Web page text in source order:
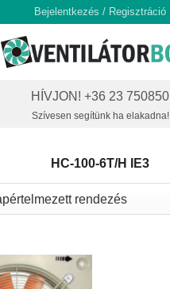
Bejelentkezés / Regisztráció
HÍVJON! +36 23 750850
Szívesen segítünk ha elakadna!
HC-100-6T/H IE3